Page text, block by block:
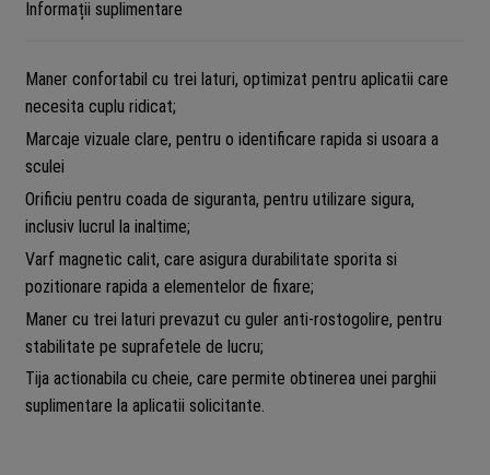
Informații suplimentare
Maner confortabil cu trei laturi, optimizat pentru aplicatii care
necesita cuplu ridicat;
Marcaje vizuale clare, pentru o identificare rapida si usoara a
sculei
Orificiu pentru coada de siguranta, pentru utilizare sigura,
inclusiv lucrul la inaltime;
Varf magnetic calit, care asigura durabilitate sporita si
pozitionare rapida a elementelor de fixare;
Maner cu trei laturi prevazut cu guler anti-rostogolire, pentru
stabilitate pe suprafetele de lucru;
Tija actionabila cu cheie, care permite obtinerea unei parghii
suplimentare la aplicatii solicitante.